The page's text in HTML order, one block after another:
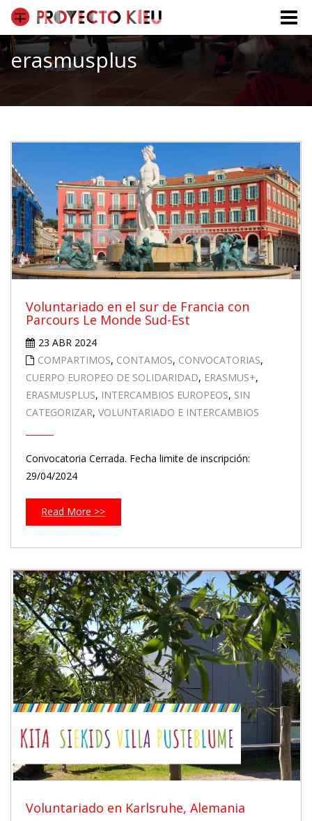
Toggle
erasmusplus
Voluntariado en el sur de Francia con
Parcours Le Monde Sud-Est
23 ABR 2024
COMPARTIMOS, CONTAMOS, CONVOCATORIAS,
CUERPO EUROPEO DE SOLIDARIDAD, ERASMUS+,
ERASMUSPLUS, INTERCAMBIOS EUROPEOS, SIN
CATEGORIZAR, VOLUNTARIADO E INTERCAMBIOS
Convocatoria Cerrada. Fecha limite de inscripción:
29/04/2024
Read More >>
Voluntariado en Karlsruhe, Alemania